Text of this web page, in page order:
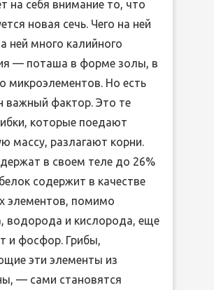
на себя внимание то, что
новая сечь. Чего на ней
ней много калийного
— поташа в форме золы, в
микроэлементов. Но есть
важный фактор. Это те
которые поедают
массу, разлагают корни.
в своем теле до 26%
содержит в качестве
элементов, помимо
водорода и кислорода, еще
и фосфор. Грибы,
эти элементы из
— сами становятся